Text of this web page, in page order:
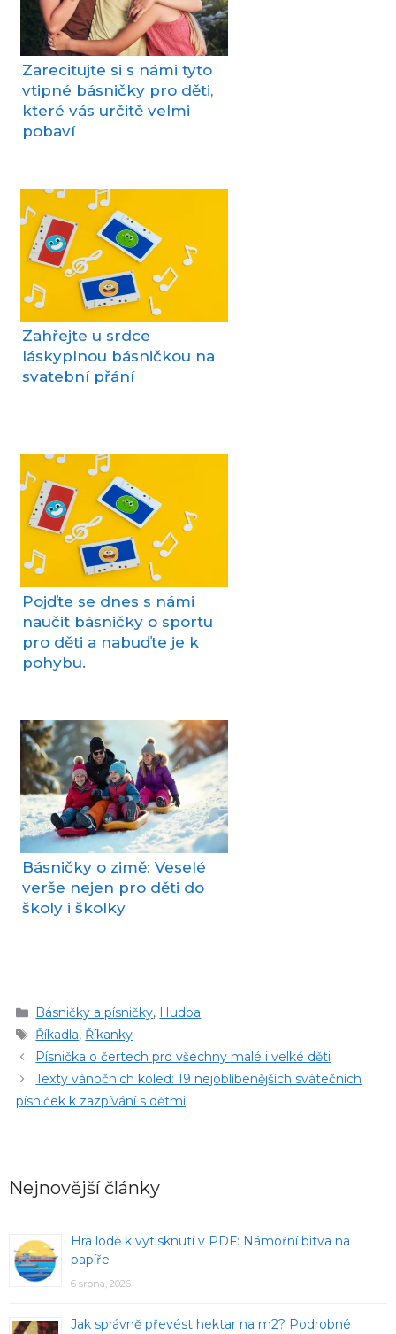
Zarecitujte si s námi tyto
vtipné básničky pro děti,
které vás určitě velmi
pobaví
Zahřejte u srdce
láskyplnou básničkou na
svatební přání
Pojďte se dnes s námi
naučit básničky o sportu
pro děti a nabuďte je k
pohybu.
Básničky o zimě: Veselé
verše nejen pro děti do
školy i školky
Rubriky
Básničky a písničky, Hudba
Štítky
Říkadla, Říkanky
Písnička o čertech pro všechny malé i velké děti
Texty vánočních koled: 19 nejoblíbenějších svátečních
písniček k zazpívání s dětmi
Nejnovější články
Hra lodě k vytisknutí v PDF: Námořní bitva na
papíře
6 srpna, 2026
Jak správně převést hektar na m2? Podrobné